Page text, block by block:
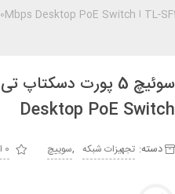
Desktop PoE Switch
دسته: تجهیزات شبکه ,سوییچ 0 از 5